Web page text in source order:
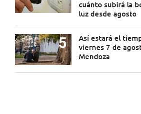
cuánto subirá la
luz desde agosto
Así estará el
viernes 7 de
Mendoza